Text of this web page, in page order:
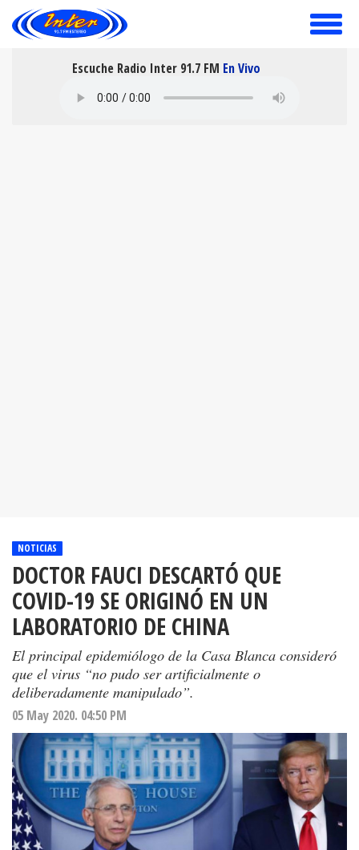
toggle
Escuche Radio Inter 91.7 FM En Vivo
NOTICIAS
DOCTOR FAUCI DESCARTÓ QUE
COVID-19 SE ORIGINÓ EN UN
LABORATORIO DE CHINA
El principal epidemiólogo de la Casa Blanca consideró
que el virus “no pudo ser artificialmente o
deliberadamente manipulado”.
05 May 2020. 04:50 PM